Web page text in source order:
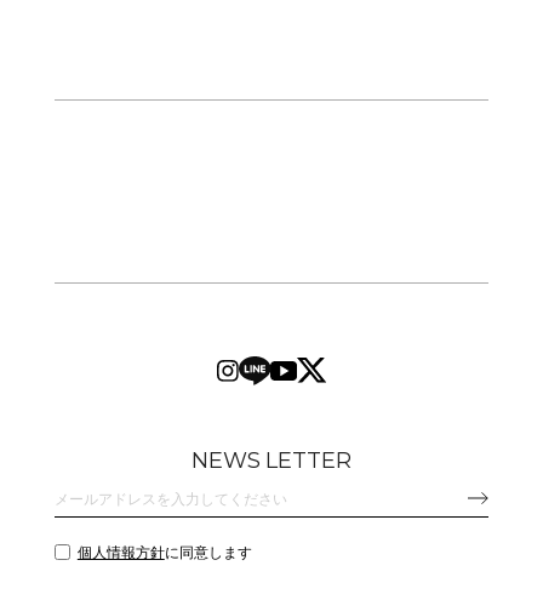
NEWS LETTER
個人情報方針に同意します